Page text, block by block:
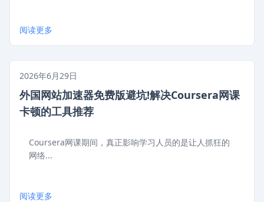
阅读更多
2026年6月29日
外国网站加速器免费版避坑!解决Coursera网课
卡顿的工具推荐
Coursera网课期间，真正影响学习人员的是让人抓狂的
网络...
阅读更多